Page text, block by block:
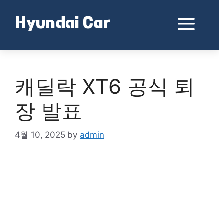
contentHyundai Car
캐딜락 XT6 공식 퇴
장 발표
4월 10, 2025 by admin